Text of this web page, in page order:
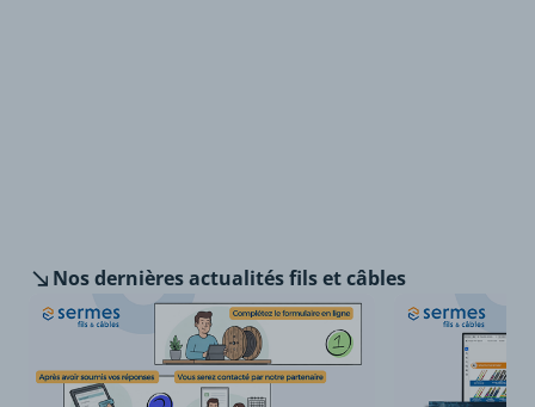
Nos dernièresactualités fils et câbles